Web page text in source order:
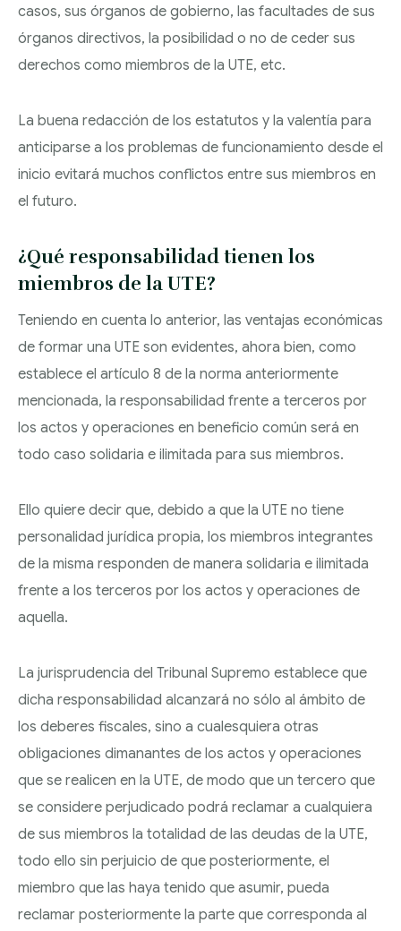
casos, sus órganos de gobierno, las facultades de sus
órganos directivos, la posibilidad o no de ceder sus
derechos como miembros de la UTE, etc.
La buena redacción de los estatutos y la valentía para
anticiparse a los problemas de funcionamiento desde el
inicio evitará muchos conflictos entre sus miembros en
el futuro.
¿Qué responsabilidad tienen los
miembros de la UTE?
Teniendo en cuenta lo anterior, las ventajas económicas
de formar una UTE son evidentes, ahora bien, como
establece el artículo 8 de la norma anteriormente
mencionada, la responsabilidad frente a terceros por
los actos y operaciones en beneficio común será en
todo caso solidaria e ilimitada para sus miembros.
Ello quiere decir que, debido a que la UTE no tiene
personalidad jurídica propia, los miembros integrantes
de la misma responden de manera solidaria e ilimitada
frente a los terceros por los actos y operaciones de
aquella.
La jurisprudencia del Tribunal Supremo establece que
dicha responsabilidad alcanzará no sólo al ámbito de
los deberes fiscales, sino a cualesquiera otras
obligaciones dimanantes de los actos y operaciones
que se realicen en la UTE, de modo que un tercero que
se considere perjudicado podrá reclamar a cualquiera
de sus miembros la totalidad de las deudas de la UTE,
todo ello sin perjuicio de que posteriormente, el
miembro que las haya tenido que asumir, pueda
reclamar posteriormente la parte que corresponda al